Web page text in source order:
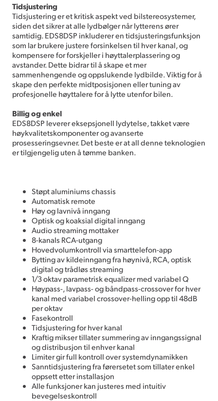
Tidsjustering
Tidsjustering er et kritisk aspekt ved bilstereosystemer,
siden det sikrer at alle lydbølger når lytterens ører
samtidig. EDS8DSP inkluderer en tidsjusteringsfunksjon
som lar brukere justere forsinkelsen til hver kanal, og
kompensere for forskjeller i høyttalerplassering og
avstander. Dette bidrar til å skape et mer
sammenhengende og oppslukende lydbilde. Viktig for å
skape den perfekte midtposisjonen eller tuning av
profesjonelle høyttalere for å lytte utenfor bilen.
Billig og enkel
EDS8DSP leverer eksepsjonell lydytelse, takket være
høykvalitetskomponenter og avanserte
prosesseringsevner. Det beste er at all denne teknologien
er tilgjengelig uten å tømme banken.
Støpt aluminiums chassis
Automatisk remote
Høy og lavnivå inngang
Optisk og koaksial digital inngang
Audio streaming mottaker
8-kanals RCA-utgang
Hovedvolumkontroll via smarttelefon-app
Bytting av kildeinngang fra høynivå, RCA, optisk
digital og trådløs streaming
1/3 oktav parametrisk equalizer med variabel Q
Høypass-, lavpass- og båndpass-crossover for hver
kanal med variabel crossover-helling opp til 48dB
per oktav
Fasekontroll
Tidsjustering for hver kanal
Kraftig mikser tillater summering av inngangssignal
og distribusjon til enhver kanal
Limiter gir full kontroll over systemdynamikken
Sanntidsjustering fra førersetet som tillater enkel
oppsett etter installasjon
Alle funksjoner kan justeres med intuitiv
bevegelseskontroll